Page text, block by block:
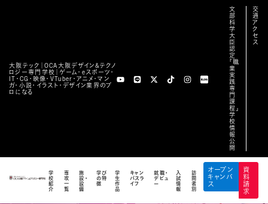
大阪テック｜OCA⼤阪デザイン&テクノ
ロジー専⾨学校｜ゲーム・eスポーツ・
IT・CG・映像・VTuber・アニメ・マン
ガ・小説・イラスト・デザイン業界のプ
ロになる
文
部
科
学
大
臣
認
定
「職
業
実
践
専
門
課
程」
学
校
情
報
公
開
交
通
ア
ク
セ
ス
学
校
紹
介
専
攻
一
覧
施
設・
設
備
学び
の特
徴
学
生
作
品
キャン
パスラ
イフ
就職・
デビュ
ー
入
試
情
報
訪
問
者
別
オープン
キャンパ
ス
資
料
請
求